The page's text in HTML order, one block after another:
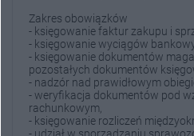
Zakres obowiązków
- księgowanie faktur zakupu i
- księgowanie wyciągów
- księgowanie dokumentów
pozostałych dokumentów
- nadzór nad prawidłowym
- weryfikacja dokumentów pod
rachunkowym,
- księgowanie rozliczeń
- udział w sporządzaniu